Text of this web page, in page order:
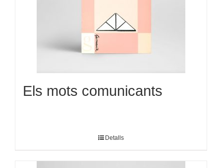
Els mots comunicants
Detalls